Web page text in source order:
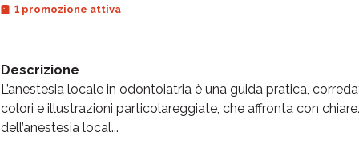
1 promozione attiva
Descrizione
L’anestesia locale in odontoiatria è una guida pratica,
colori e illustrazioni particolareggiate, che affronta con
dell’anestesia local...